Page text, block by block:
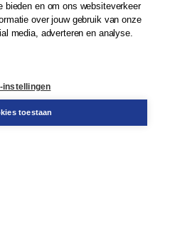
en om ons websiteverkeer
over jouw gebruik van onze
media, adverteren en analyse.
instellingen
toestaan